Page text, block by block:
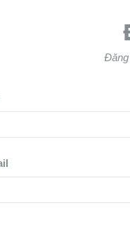
Đăng
nhanh trên Zalo
đem lại trải
CSKH trên